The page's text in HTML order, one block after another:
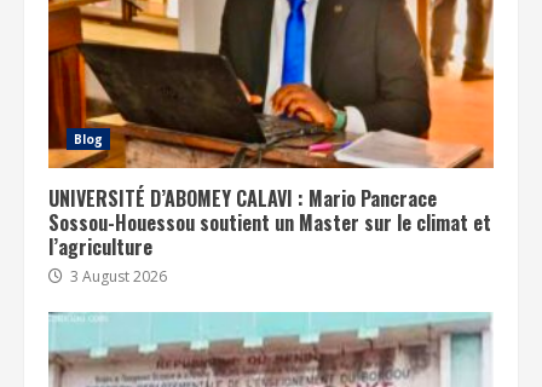
Blog
UNIVERSITÉ D’ABOMEY CALAVI : Mario Pancrace
Sossou-Houessou soutient un Master sur le climat et
l’agriculture
3 August 2026